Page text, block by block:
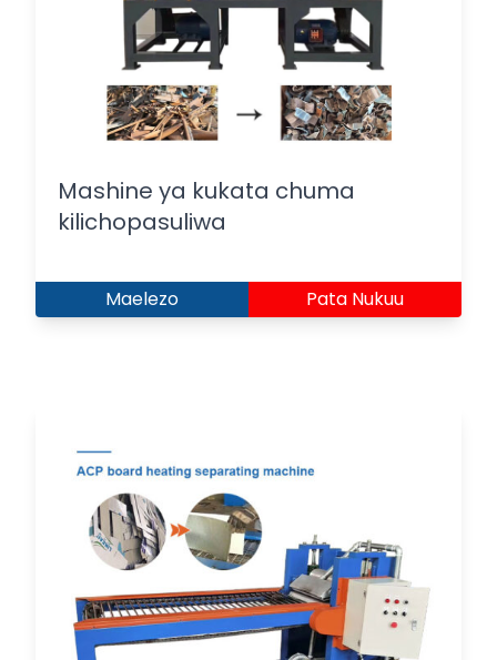
Mashine ya kukata chuma
kilichopasuliwa
Maelezo Pata Nukuu